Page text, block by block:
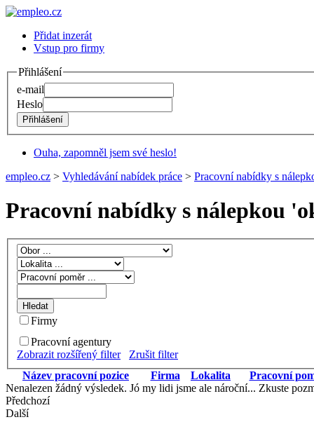
Přidat inzerát
Vstup pro firmy
Přihlášení
e-mail
Heslo
Ouha, zapomněl jsem své heslo!
empleo.cz > Vyhledávání nabídek práce > Pracovní nabídky s
Pracovní nabídky s nálepkou '
Firmy
Pracovní agentury
Zobrazit rozšířený filter
Zrušit filter
Název pracovní pozice
Firma Lokalita
Pracovní
Nenalezen žádný výsledek. Jó my lidi jsme ale nároční... Zkuste
Předchozí
Další